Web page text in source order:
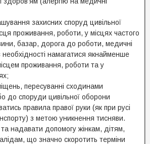
захисних споруд цивільної
проживання, роботи, у місцях частого
базар, дорога до роботи, медичні
намагатися якнайменше
проживання, роботи та у
пересуванні сходинами
до споруди цивільної оборони
правила правої руки (як при русі
з метою уникнення тисняви.
надавати допомогу жінкам, дітям,
що значно скоротить терміни